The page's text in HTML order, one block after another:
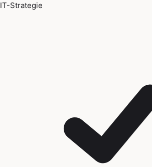
IT-Strategie